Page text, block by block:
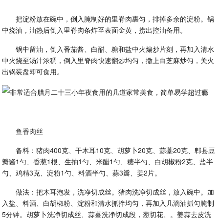
把淀粉放在碗中，倒入腌制好的里脊肉裹匀，排掉多余的淀粉。锅
中烧油，油热后倒入里脊肉条炸至表面金黄，捞出控油备用。
锅中留油，倒入番茄酱、白醋、糖和盐中火煸炒片刻，再加入清水
中火烧至汤汁浓稠，倒入里脊肉快速翻炒均匀，撒上白芝麻炒匀，关火
出锅装盘即可食用。
鱼香肉丝
备料：猪肉400克、干木耳10克、胡萝卜20克、蒜薹20克、郫县豆
瓣酱1勺、香葱1根、生抽1勺、米醋1勺、糖半勺、白胡椒粉2克、盐半
勺、鸡精3克、淀粉1勺、料酒半勺、蒜3瓣、姜2片。
做法：把木耳泡发，洗净切成丝。猪肉洗净切成丝，放入碗中。加
入盐、料酒、白胡椒粉、淀粉和清水抓拌均匀，再加入几滴油抓匀腌制
5分钟。胡萝卜洗净切成丝、蒜薹洗净切成段，葱切花、。姜蒜去皮洗